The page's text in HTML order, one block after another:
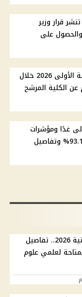
قرار وزير
21 مواطنًا والحصول على
إعلان نتيجة تنسيق المرحلة الأولى 2026 خلال
الكلية المرشح
غدًا ومؤشرات
الطب 93.75% والأسنان 93.12% وتفاصيل
ملامح تنسيق المرحلة الثانية 2026.. تفاصيل
لعلمي علوم